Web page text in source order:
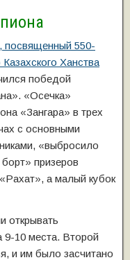
посвященный 550-
Ханства
победой
«Осечка»
«Зангара» в трех
с основными
«выбросило
борт» призеров
а малый кубок
открывать
9-10 места. Второй
и им было засчитано